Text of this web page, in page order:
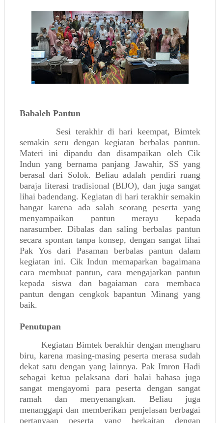
Babaleh Pantun
Sesi terakhir di hari keempat, Bimtek
semakin seru dengan kegiatan berbalas pantun.
Materi ini dipandu dan disampaikan oleh Cik
Indun yang bernama panjang Jawahir, SS yang
berasal dari Solok. Beliau adalah pendiri ruang
baraja literasi tradisional (BIJO), dan juga sangat
lihai badendang. Kegiatan di hari terakhir semakin
hangat karena ada salah seorang peserta yang
menyampaikan pantun merayu kepada
narasumber. Dibalas dan saling berbalas pantun
secara spontan tanpa konsep, dengan sangat lihai
Pak Yos dari Pasaman berbalas pantun dalam
kegiatan ini. Cik Indun memaparkan bagaimana
cara membuat pantun, cara mengajarkan pantun
kepada siswa dan bagaiaman cara membaca
pantun dengan cengkok bapantun Minang yang
baik.
Penutupan
Kegiatan Bimtek berakhir dengan mengharu
biru, karena masing-masing peserta merasa sudah
dekat satu dengan yang lainnya. Pak Imron Hadi
sebagai ketua pelaksana dari balai bahasa juga
sangat mengayomi para peserta dengan sangat
ramah dan menyenangkan. Beliau juga
menanggapi dan memberikan penjelasan berbagai
pertanyaan peserta yang berkaitan dengan